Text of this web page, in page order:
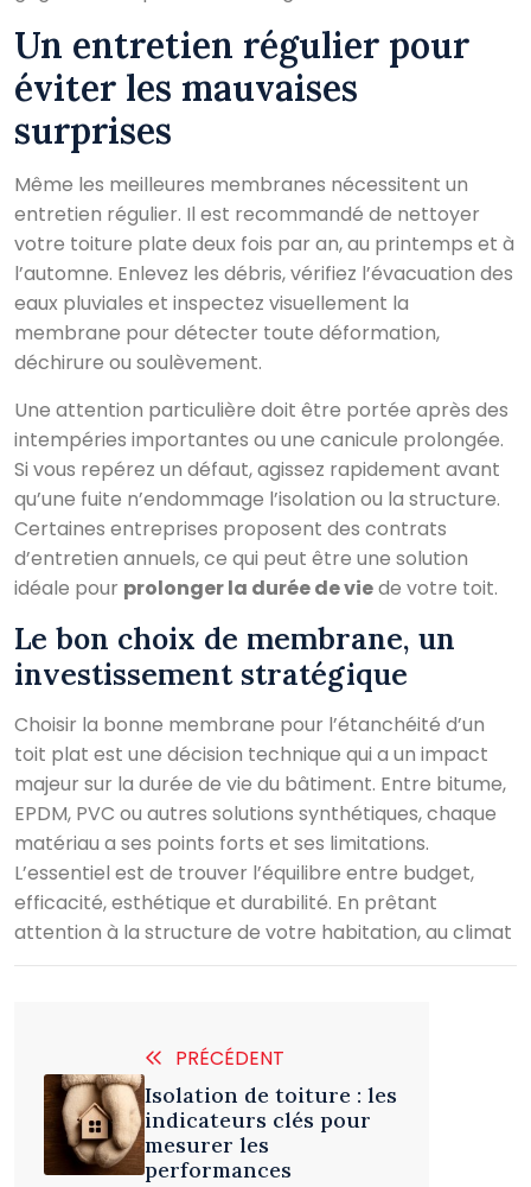
Un entretien régulier pour
éviter les mauvaises
surprises
Même les meilleures membranes nécessitent un
entretien régulier. Il est recommandé de nettoyer
votre toiture plate deux fois par an, au printemps et à
l’automne. Enlevez les débris, vérifiez l’évacuation des
eaux pluviales et inspectez visuellement la
membrane pour détecter toute déformation,
déchirure ou soulèvement.
Une attention particulière doit être portée après des
intempéries importantes ou une canicule prolongée.
Si vous repérez un défaut, agissez rapidement avant
qu’une fuite n’endommage l’isolation ou la structure.
Certaines entreprises proposent des contrats
d’entretien annuels, ce qui peut être une solution
idéale pour prolonger la durée de viede votre toit.
Le bon choix de membrane, un
investissement stratégique
Choisir la bonne membrane pour l’étanchéité d’un
toit plat est une décision technique qui a un impact
majeur sur la durée de vie du bâtiment. Entre bitume,
EPDM, PVC ou autres solutions synthétiques, chaque
matériau a ses points forts et ses limitations.
L’essentiel est de trouver l’équilibre entre budget,
efficacité, esthétique et durabilité. En prêtant
attention à la structure de votre habitation, au climat
PRÉCÉDENT
Isolation de toiture : les
indicateurs clés pour
mesurer les
performances